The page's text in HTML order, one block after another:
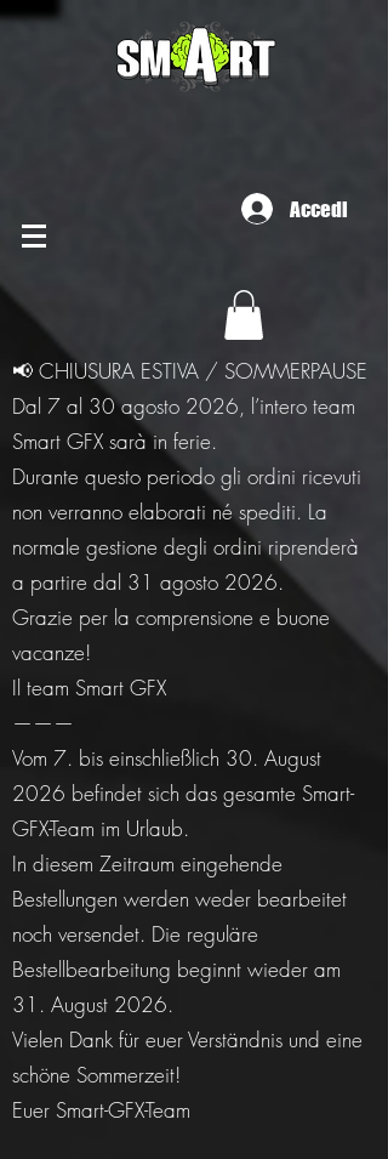
Accedi
📢 CHIUSURA ESTIVA / SOMMERPAUSE
Dal 7 al 30 agosto 2026, l’intero team
Smart GFX sarà in ferie.
Durante questo periodo gli ordini ricevuti
non verranno elaborati né spediti. La
normale gestione degli ordini riprenderà
a partire dal 31 agosto 2026.
Grazie per la comprensione e buone
vacanze!
Il team Smart GFX
———
Vom 7. bis einschließlich 30. August
2026 befindet sich das gesamte Smart-
GFX-Team im Urlaub.
In diesem Zeitraum eingehende
Bestellungen werden weder bearbeitet
noch versendet. Die reguläre
Bestellbearbeitung beginnt wieder am
31. August 2026.
Vielen Dank für euer Verständnis und eine
schöne Sommerzeit!
Euer Smart-GFX-Team